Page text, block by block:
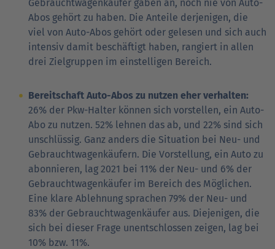
Gebrauchtwagenkäufer gaben an, noch nie von Auto-
Abos gehört zu haben. Die Anteile derjenigen, die
viel von Auto-Abos gehört oder gelesen und sich auch
intensiv damit beschäftigt haben, rangiert in allen
drei Zielgruppen im einstelligen Bereich.
Bereitschaft Auto-Abos zu nutzen eher verhalten:
26% der Pkw-Halter können sich vorstellen, ein Auto-
Abo zu nutzen. 52% lehnen das ab, und 22% sind sich
unschlüssig. Ganz anders die Situation bei Neu- und
Gebrauchtwagenkäufern. Die Vorstellung, ein Auto zu
abonnieren, lag 2021 bei 11% der Neu- und 6% der
Gebrauchtwagenkäufer im Bereich des Möglichen.
Eine klare Ablehnung sprachen 79% der Neu- und
83% der Gebrauchtwagenkäufer aus. Diejenigen, die
sich bei dieser Frage unentschlossen zeigen, lag bei
10% bzw. 11%.